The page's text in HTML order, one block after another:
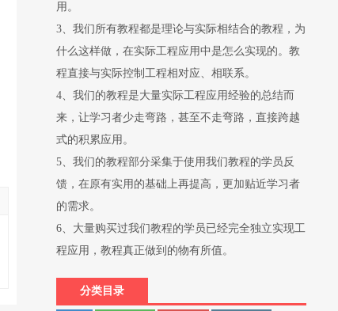
用。
3、我们所有教程都是理论与实际相结合的教程，为
什么这样做，在实际工程应用中是怎么实现的。教
程直接与实际控制工程相对应、相联系。
4、我们的教程是大量实际工程应用经验的总结而
来，让学习者少走弯路，甚至不走弯路，直接跨越
式的积累应用。
5、我们的教程部分采集于使用我们教程的学员反
馈，在原有实用的基础上再提高，更加贴近学习者
的需求。
6、大量购买过我们教程的学员已经完全独立实现工
程应用，教程真正做到的物有所值。
分类目录